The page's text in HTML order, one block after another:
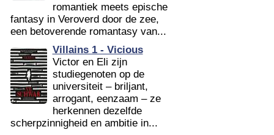
romantiek meets epische
fantasy in Veroverd door de zee,
een betoverende romantasy van...
Villains 1 - Vicious
Victor en Eli zijn
studiegenoten op de
universiteit – briljant,
arrogant, eenzaam – ze
herkennen dezelfde
scherpzinnigheid en ambitie in...